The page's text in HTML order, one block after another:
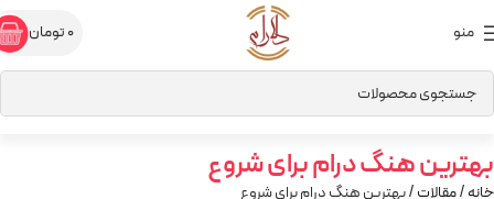
منو 0تومان
بهترین هنگ درام برای شروع
خانه مقالات بهترین هنگ درام برای شروع